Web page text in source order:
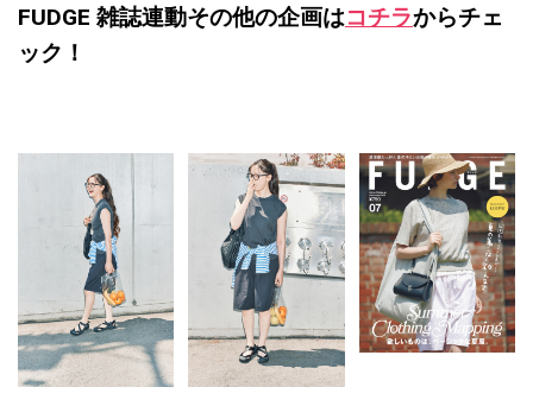
FUDGE 雑誌連動その他の企画はコチラからチェ
ック！